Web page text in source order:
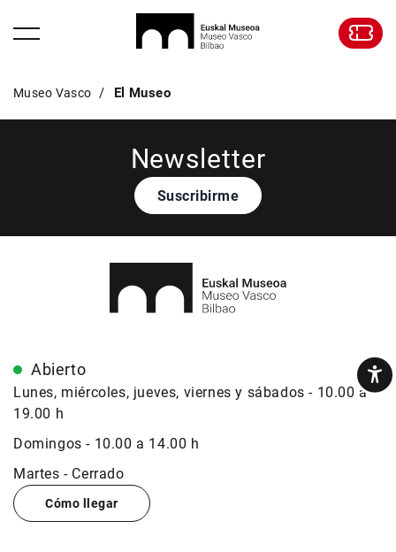
Museo Vasco El Museo
Newsletter
Suscribirme
Abierto
Lunes, miércoles, jueves, viernes y sábados - 10.00 a
19.00 h
Domingos - 10.00 a 14.00 h
Martes - Cerrado
Cómo llegar